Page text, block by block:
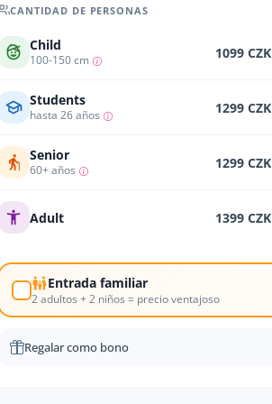
CANTIDAD DE PERSONAS
Child
100-150 cm 1099 CZK
Students
hasta 26 años 1299 CZK
Senior
60+ años 1299 CZK
Adult 1399 CZK
Entrada familiar
2 adultos + 2 niños = precio ventajoso
Regalar como bono